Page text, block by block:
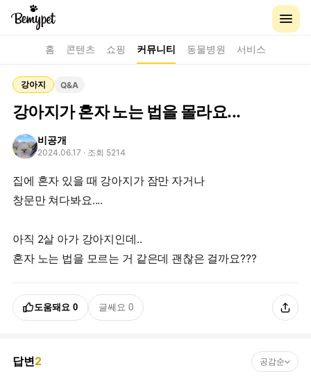
홈 콘텐츠 쇼핑 커뮤니티 동물병원 서비스
강아지 Q&A
강아지가 혼자 노는 법을 몰라요...
비공개
2024.06.17 · 조회 5214
집에 혼자 있을 때 강아지가 잠만 자거나
창문만 쳐다봐요....
아직 2살 아가 강아지인데..
혼자 노는 법을 모르는 거 같은데 괜찮은 걸까요???
도움돼요 0 글쎄요 0
답변2 공감순